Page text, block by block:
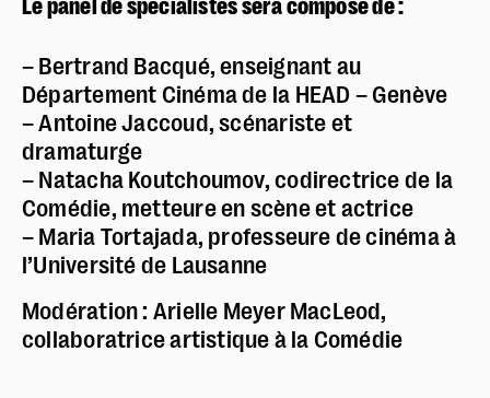
Le panel de spécialistes sera composé de :
– Bertrand Bacqué, enseignant au
Département Cinéma de la HEAD – Genève
– Antoine Jaccoud, scénariste et
dramaturge
– Natacha Koutchoumov, codirectrice de la
Comédie, metteure en scène et actrice
– Maria Tortajada, professeure de cinéma à
l’Université de Lausanne
Modération : Arielle Meyer MacLeod,
collaboratrice artistique à la Comédie